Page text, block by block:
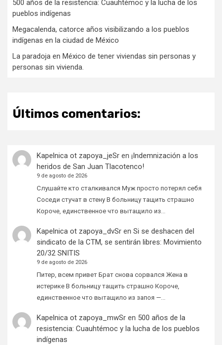
500 años de la resistencia: Cuauhtémoc y la lucha de los
pueblos indígenas
Megacalenda, catorce años visibilizando a los pueblos
indígenas en la ciudad de México
La paradoja en México de tener viviendas sin personas y
personas sin vivienda.
Últimos comentarios:
Kapelnica ot zapoya_jeSren ¡Indemnización a los
heridos de San Juan Tlacotenco!
9 de agosto de 2026
Слушайте кто сталкивался Муж просто потерял себя
Соседи стучат в стену В больницу тащить страшно
Короче, единственное что вытащило из…
Kapelnica ot zapoya_dvSren Si se deshacen del
sindicato de la CTM, se sentirán libres: Movimiento
20/32 SNITIS
9 de agosto de 2026
Питер, всем привет Брат снова сорвался Жена в
истерике В больницу тащить страшно Короче,
единственное что вытащило из запоя —…
Kapelnica ot zapoya_mwSren 500 años de la
resistencia: Cuauhtémoc y la lucha de los pueblos
indígenas